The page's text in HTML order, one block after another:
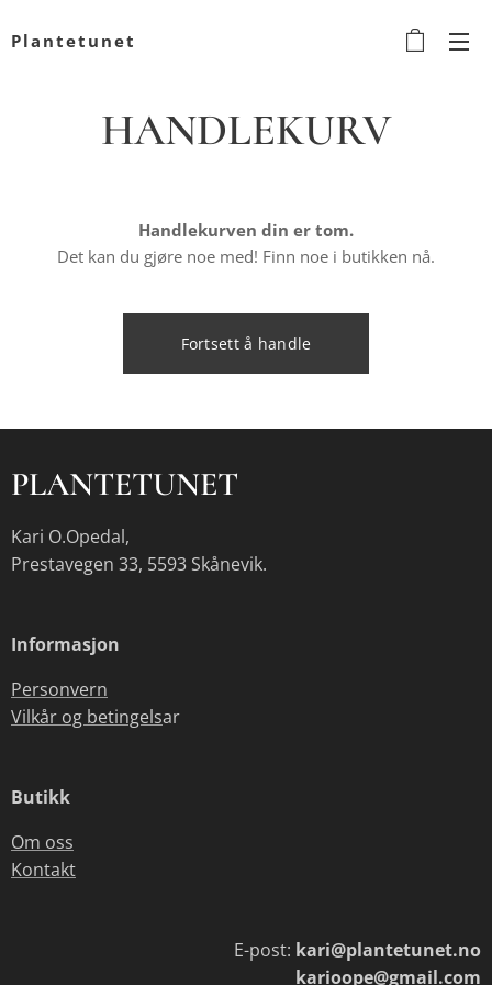
Plantetunet
HANDLEKURV
Handlekurven din er tom.
Det kan du gjøre noe med! Finn noe i butikken nå.
Fortsett å handle
PLANTETUNET
Kari O.Opedal,
Prestavegen 33, 5593 Skånevik.
Informasjon
Personvern
Vilkår og betingelsar
Butikk
Om oss
Kontakt
E-post: kari@plantetunet.no
karioope@gmail.com